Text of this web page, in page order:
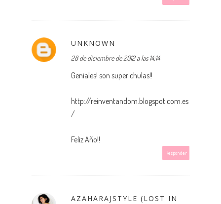
UNKNOWN
28 de diciembre de 2012 a las 14:14
Geniales! son super chulas!!
http://reinventandom.blogspot.com.es
/
Feliz Año!!
Responder
AZAHARAJSTYLE (LOST IN